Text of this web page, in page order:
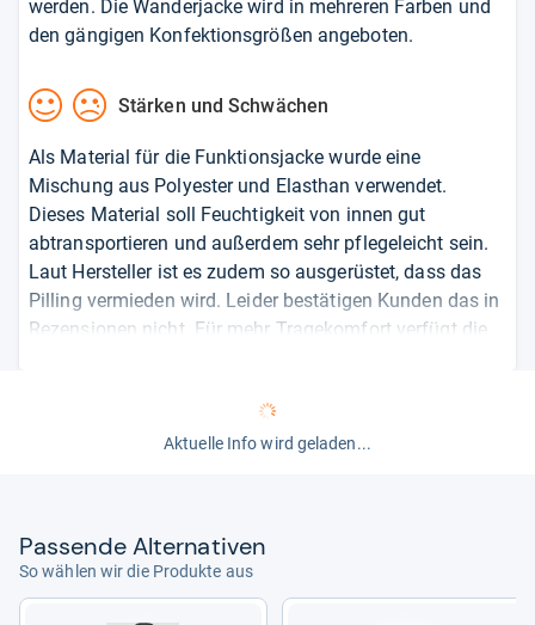
werden. Die Wanderjacke wird in mehreren Farben und
den gängigen Konfektionsgrößen angeboten.
Stärken und Schwächen
Als Material für die Funktionsjacke wurde eine
Mischung aus Polyester und Elasthan verwendet.
Dieses Material soll Feuchtigkeit von innen gut
abtransportieren und außerdem sehr pflegeleicht sein.
Laut Hersteller ist es zudem so ausgerüstet, dass das
Pilling vermieden wird. Leider bestätigen Kunden das in
Rezensionen nicht. Für mehr Tragekomfort verfügt die
Teilungsnähte erreicht, die sich bei der Damenjacke
allerdings von denen der Herrenjacke unterscheiden.
Frontreißverschluss schließt sehr hoch, sodass an
Aktuelle Info wird geladen...
Pas­sende Alter­na­ti­ven
So wählen wir die Produkte aus